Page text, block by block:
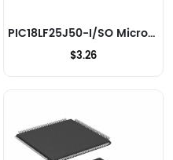
PIC18LF25J50-I/SO Microchip Technology Microcontrôleurs
$3.26